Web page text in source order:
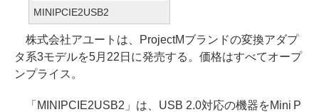
MINIPCIE2USB2
株式会社アユートは、ProjectMブランドの変換アダプ
タ系3モデルを5月22日に発売する。価格はすべてオープ
ンプライス。
「MINIPCIE2USB2」は、USB 2.0対応の機器をMini P